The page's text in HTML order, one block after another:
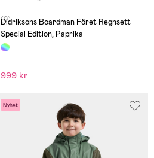
(0)
Didriksons Boardman Fôret Regnsett
Special Edition, Paprika
999 kr
Nyhet